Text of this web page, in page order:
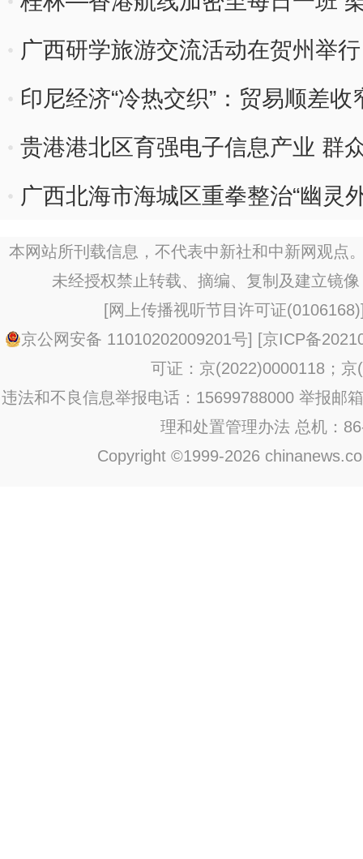
广西研学旅游交流活动在贺州举
印尼经济“冷热交织”：贸易顺差
贵港港北区育强电子信息产业 群
广西北海市海城区重拳整治“幽灵
本网站所刊载信息，不代表中新社和中新网观点
未经授权禁止转载、摘编、复制及建立镜
[网上传播视听节目许可证(0106168)
京公网安备 11010202009201号] [京ICP备
可证：京(2022)0000118；京
违法和不良信息举报电话：15699788000 举报邮
理和处置管理办法 总机：
Copyright ©1999-2026